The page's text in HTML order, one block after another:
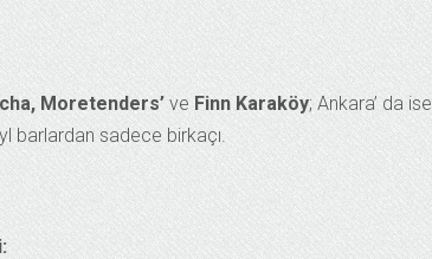
Moretenders’ ve Finn Karaköy; Ankara’ da ise
barlardan sadece birkaçı.